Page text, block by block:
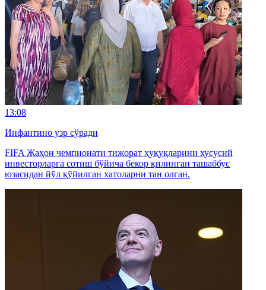
13:08
Инфантино узр сўради
FIFA Жаҳон чемпионати тижорат ҳуқуқларини хусусий
инвесторларга сотиш бўйича бекор қилинган ташаббус
юзасидан йўл қўйилган хатоларни тан олган.